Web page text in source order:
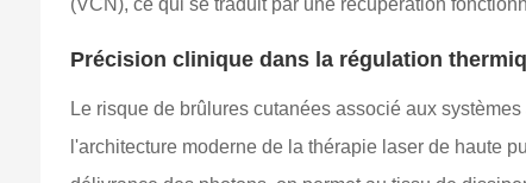
Précision clinique dans la régulation
Le risque de brûlures cutanées associé aux
l'architecture moderne de la thérapie laser de haute